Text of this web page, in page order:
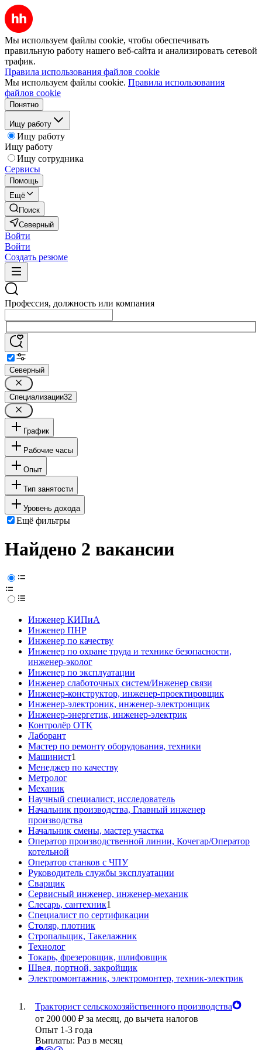
Мы используем файлы cookie, чтобы обеспечивать
правильную работу нашего веб-сайта и анализировать сетевой
трафик.
Правила использования файлов cookie
Мы используем файлы cookie. Правила использования
файлов cookie
Понятно
Ищу работу
Ищу работу
Ищу работу
Ищу сотрудника
Сервисы
Помощь
Ещё
Поиск
Северный
Войти
Войти
Создать резюме
Профессия, должность или компания
Северный
Специализации32
График
Рабочие часы
Опыт
Тип занятости
Уровень дохода
Ещё фильтры
Найдено 2 вакансии
Инженер КИПиА
Инженер ПНР
Инженер по качеству
Инженер по охране труда и технике безопасности,
инженер-эколог
Инженер по эксплуатации
Инженер слаботочных систем/Инженер связи
Инженер-конструктор, инженер-проектировщик
Инженер-электроник, инженер-электронщик
Инженер-энергетик, инженер-электрик
Контролёр ОТК
Лаборант
Мастер по ремонту оборудования, техники
Машинист1
Менеджер по качеству
Метролог
Механик
Научный специалист, исследователь
Начальник производства, Главный инженер
производства
Начальник смены, мастер участка
Оператор производственной линии, Кочегар/Оператор
котельной
Оператор станков с ЧПУ
Руководитель службы эксплуатации
Сварщик
Сервисный инженер, инженер-механик
Слесарь, сантехник1
Специалист по сертификации
Столяр, плотник
Стропальщик, Такелажник
Технолог
Токарь, фрезеровщик, шлифовщик
Швея, портной, закройщик
Электромонтажник, электромонтер, техник-электрик
Тракторист сельскохозяйственного производства
от 200 000 ₽ за месяц, до вычета налогов
Опыт 1-3 года
Выплаты: Раз в месяц